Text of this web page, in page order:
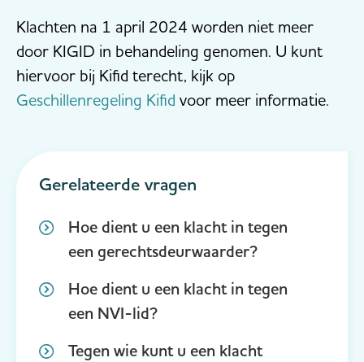
Klachten na 1 april 2024 worden niet meer
door KIGID in behandeling genomen. U kunt
hiervoor bij Kifid terecht, kijk op
Geschillenregeling Kifid voor meer informatie.
Gerelateerde vragen
Hoe dient u een klacht in tegen
een gerechtsdeurwaarder?
Hoe dient u een klacht in tegen
een NVI-lid?
Tegen wie kunt u een klacht